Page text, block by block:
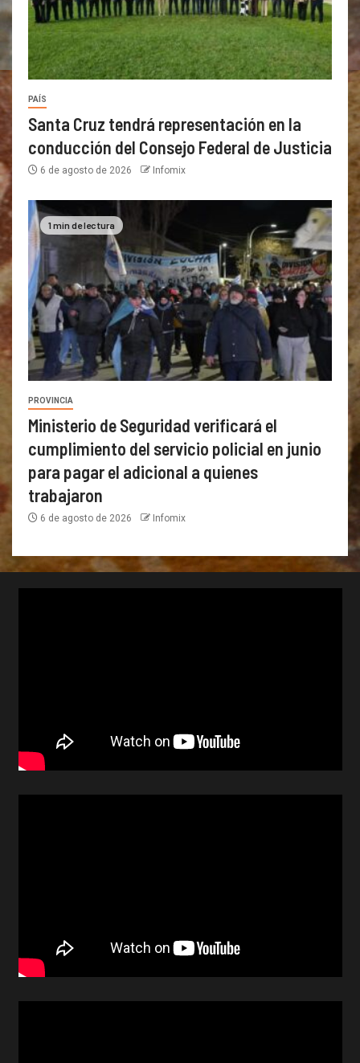
PAÍS
Santa Cruz tendrá representación en la
conducción del Consejo Federal de Justicia
6 de agosto de 2026 Infomix
1 min de lectura
PROVINCIA
Ministerio de Seguridad verificará el
cumplimiento del servicio policial en junio
para pagar el adicional a quienes
trabajaron
6 de agosto de 2026 Infomix